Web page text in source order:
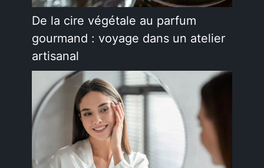
De la cire végétale au parfum
gourmand : voyage dans un atelier
artisanal